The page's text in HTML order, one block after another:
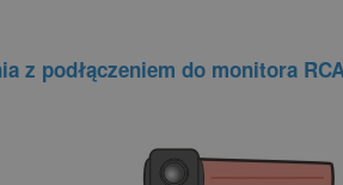
z podłączeniem do monitora